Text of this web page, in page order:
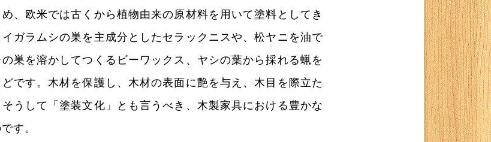
、欧米では古くから植物由来の原材料を用いて塗料としてき
ガラムシの巣を主成分としたセラックニスや、松ヤニを油で
巣を溶かしてつくるビーワックス、ヤシの葉から採れる蝋を
です。木材を保護し、木材の表面に艶を与え、木目を際立た
うして「塗装文化」とも言うべき、木製家具における豊かな
す。